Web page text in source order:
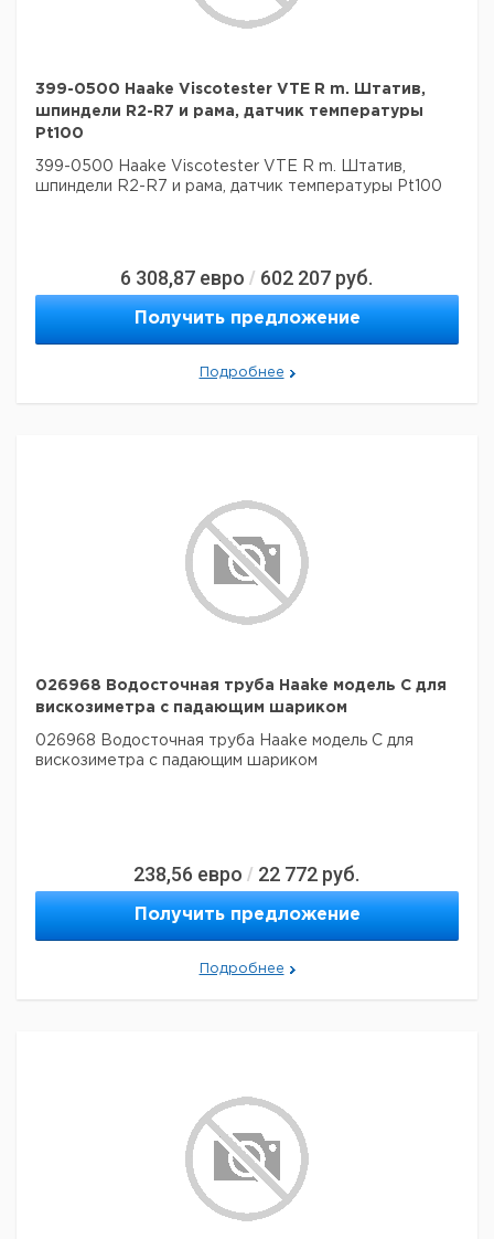
399-0500 Haake Viscotester VTE R m. Штатив,
шпиндели R2-R7 и рама, датчик температуры
Pt100
399-0500 Haake Viscotester VTE R m. Штатив,
шпиндели R2-R7 и рама, датчик температуры Pt100
6 308,87 евро / 602 207 руб.
Получить предложение
Подробнее
026968 Водосточная труба Haake модель C для
вискозиметра с падающим шариком
026968 Водосточная труба Haake модель C для
вискозиметра с падающим шариком
238,56 евро / 22 772 руб.
Получить предложение
Подробнее